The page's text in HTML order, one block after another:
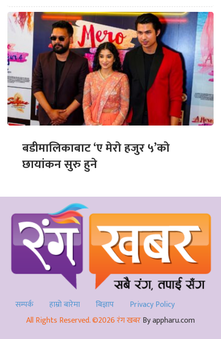
बडीमालिकाबाट ‘ए मेरो हजुर ५’को
छायांकन सुरु हुने
सम्पर्क हाम्रो बारेमा बिज्ञाप
Privacy Policy
All Rights Reserved. ©2026 रंग खबरBy appharu.com